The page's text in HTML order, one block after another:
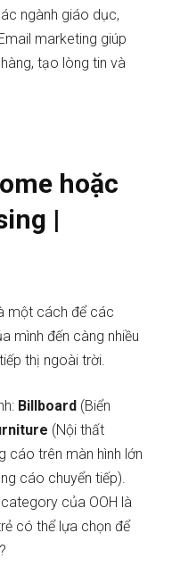
ngành giáo dục,
marketing giúp
tạo lòng tin và
hoặc
|
một cách để các
mình đến càng nhiều
thị ngoài trời.
Billboard (Biển
(Nội thất
cáo trên màn hình lớn
cáo chuyển tiếp)
của OOH là
có thể lựa chọn để